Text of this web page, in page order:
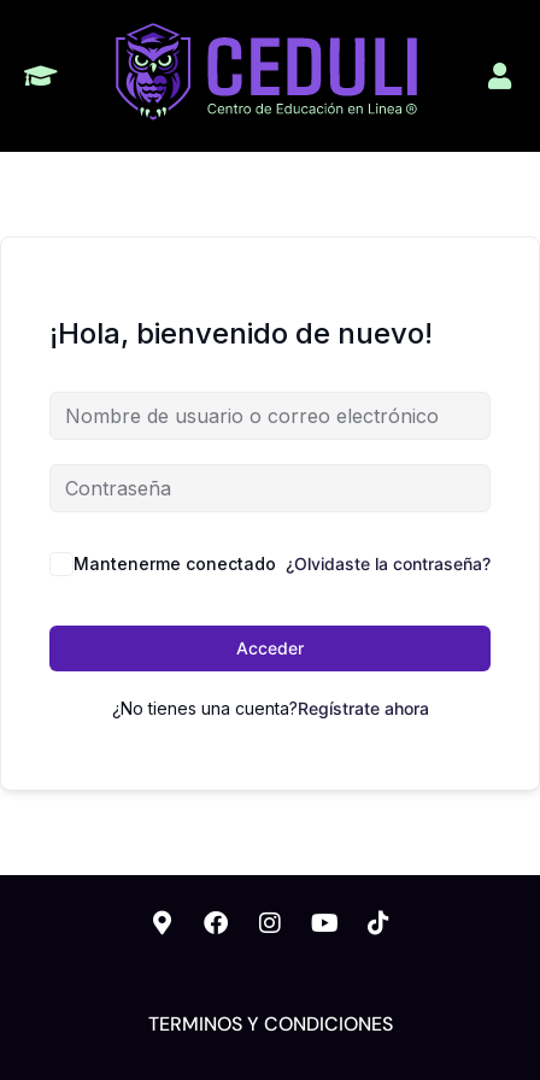
¡Hola, bienvenido de nuevo!
Mantenerme conectado ¿Olvidaste la contraseña?
Acceder
¿No tienes una cuenta?Regístrate ahora
TERMINOS Y CONDICIONES